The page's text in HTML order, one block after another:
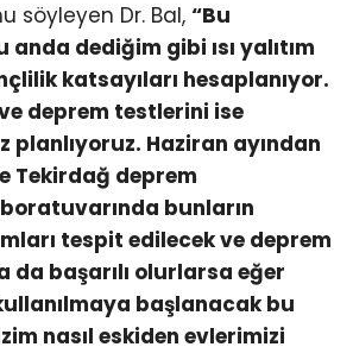
söyleyen Dr. Bal, “Bu
anda dediğim gibi ısı yalıtım
katsayıları hesaplanıyor.
deprem testlerini ise
planlıyoruz. Haziran ayından
Tekirdağ deprem
bunların
tespit edilecek ve deprem
da başarılı olurlarsa eğer
başlanacak bu
nasıl eskiden evlerimizi